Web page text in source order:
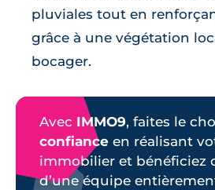
pluviales tout en
grâce à une végétation
bocager.
Avec IMMO9, faites le
confiance en réalisant
immobilier et bénéficiez
d’une équipe